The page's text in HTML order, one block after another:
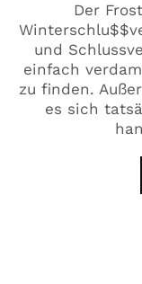
Der
und
einfach
zu finden.
es sich